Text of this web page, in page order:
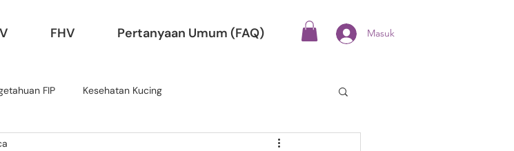
FHV Pertanyaan Umum (FAQ) Masuk
FIP Kesehatan Kucing